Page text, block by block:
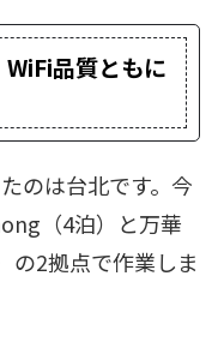
品質ともに
のは台北です。今
（4泊）と万華
の2拠点で作業しま